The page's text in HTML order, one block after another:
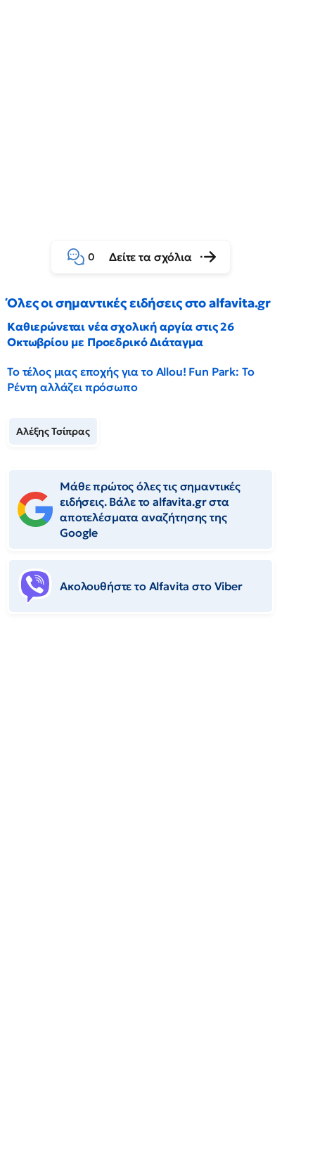
0 Δείτε τα σχόλια
Όλες οι σημαντικές ειδήσεις στο alfavita.gr
Καθιερώνεται νέα σχολική αργία στις 26
Οκτωβρίου με Προεδρικό Διάταγμα
Το τέλος μιας εποχής για το Allou! Fun Park: Το
Ρέντη αλλάζει πρόσωπο
Αλέξης Τσίπρας
Μάθε πρώτος όλες τις σημαντικές
ειδήσεις. Βάλε το alfavita.gr στα
αποτελέσματα αναζήτησης της
Google
Ακολουθήστε το Αlfavita στο Viber